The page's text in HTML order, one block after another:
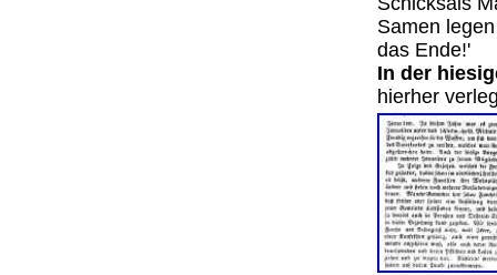
Samen
das Ende!'
In der
hierher